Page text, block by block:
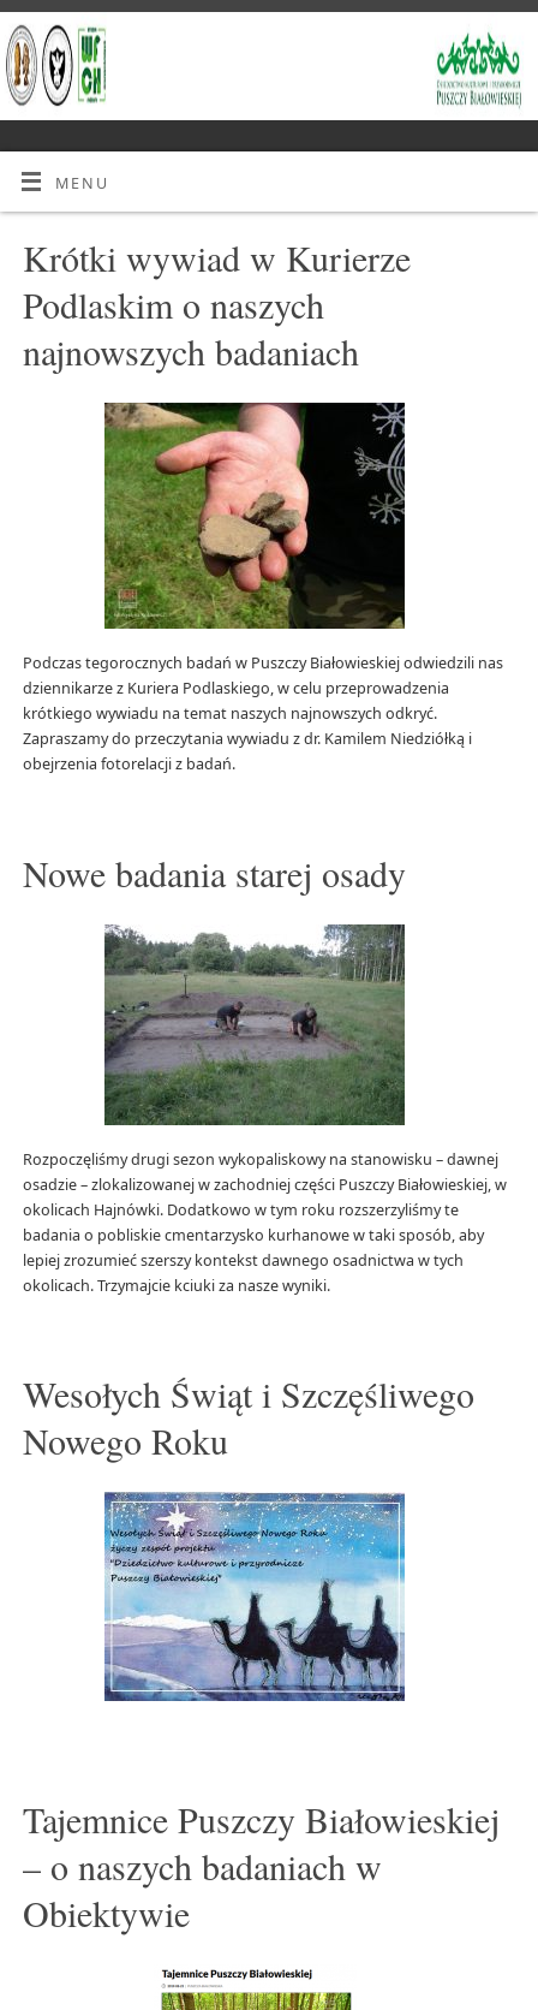
MENU
Krótki wywiad w Kurierze
Podlaskim o naszych
najnowszych badaniach
Podczas tegorocznych badań w Puszczy Białowieskiej odwiedzili nas
dziennikarze z Kuriera Podlaskiego, w celu przeprowadzenia
krótkiego wywiadu na temat naszych najnowszych odkryć.
Zapraszamy do przeczytania wywiadu z dr. Kamilem Niedziółką i
obejrzenia fotorelacji z badań.
Nowe badania starej osady
Rozpoczęliśmy drugi sezon wykopaliskowy na stanowisku – dawnej
osadzie – zlokalizowanej w zachodniej części Puszczy Białowieskiej, w
okolicach Hajnówki. Dodatkowo w tym roku rozszerzyliśmy te
badania o pobliskie cmentarzysko kurhanowe w taki sposób, aby
lepiej zrozumieć szerszy kontekst dawnego osadnictwa w tych
okolicach. Trzymajcie kciuki za nasze wyniki.
Wesołych Świąt i Szczęśliwego
Nowego Roku
Tajemnice Puszczy Białowieskiej
– o naszych badaniach w
Obiektywie